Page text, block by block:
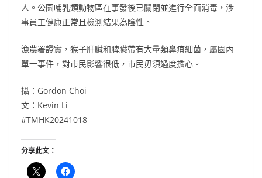
人。公園哺乳類動物區在事發後已關閉並進行全面消毒，涉
事員工健康正常且檢測結果為陰性。
漁農署證實，猴子肝臟和脾臟帶有大量類鼻疽細菌，屬園內
單一事件，對市民影響很低，市民毋須過度擔心。
攝：Gordon Choi
文：Kevin Li
#TMHK20241018
分享此文：